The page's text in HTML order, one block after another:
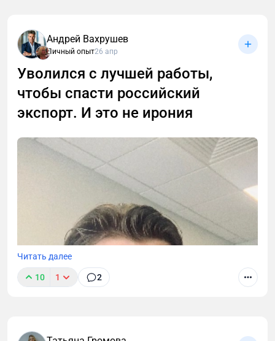
В этой статье разберём, чем инвестиционный
проект отличается от «классического» ремонта,
как собственнику избежать типичных ошибок и
максимально окупить вложения.
Андрей Вахрушев
Личный опыт26 апр
Уволился с лучшей работы,
чтобы спасти российский
экспорт. И это не ирония
Читать далее
10 1 2